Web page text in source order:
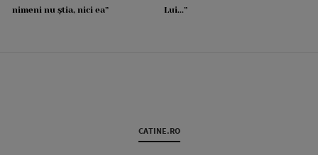
nimeni nu știa, nici ea”
Lui...”
CATINE.RO